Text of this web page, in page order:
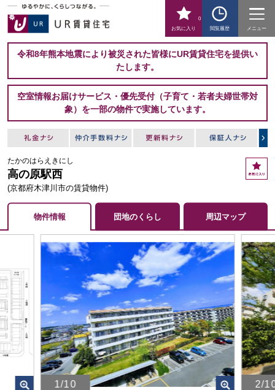
お気に入り
0
閲覧履歴
メニュー
令和8年熊本地震により被災された皆様にUR賃貸住宅を提供い
たします。
空室情報お届けサービス・優先受付（子育て・若者夫婦世帯対
象）を一部の物件で実施しています。
たかのはらえきにし
高の原駅西
(京都府木津川市の賃貸物件)
お
気
物件情報 団地のくらし 周辺マップ
1/10 2/